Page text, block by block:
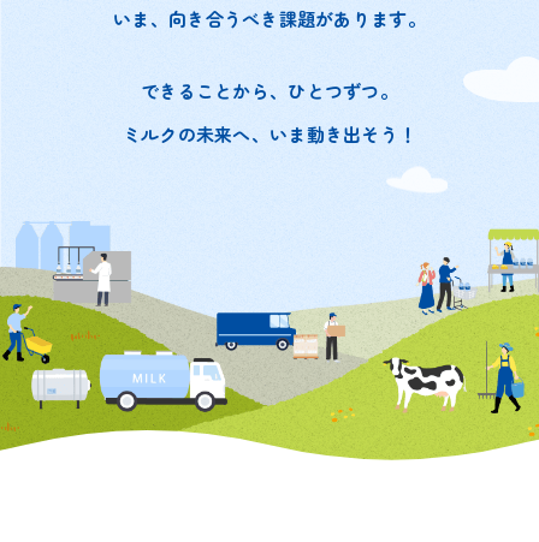
いま、向き合うべき課題があります。
できることから、ひとつずつ。
ミルクの未来へ、いま動き出そう！